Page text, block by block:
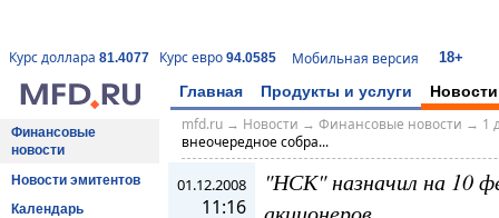
Курс доллара 81.4077 Курс евро 94.0585 Мобильная версия 18+
Главная Продукты и услуги Новости
Финансовые
новости
Новости эмитентов
Календарь
mfd.ru→ Новости → Финансовые новости → 1
внеочередное собра...
01.12.2008
11:16
"НСК" назначил на 10